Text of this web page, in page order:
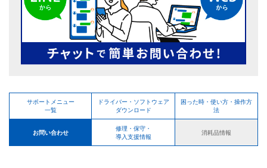
サポートメニュー
一覧
ドライバー・ソフトウェア
ダウンロード
困った時・使い方・操作方
法
お問い合わせ
修理・保守・
導入支援情報
消耗品情報